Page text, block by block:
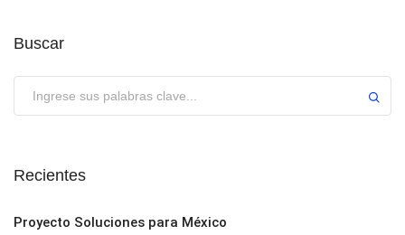
Buscar
Recientes
Proyecto Soluciones para México